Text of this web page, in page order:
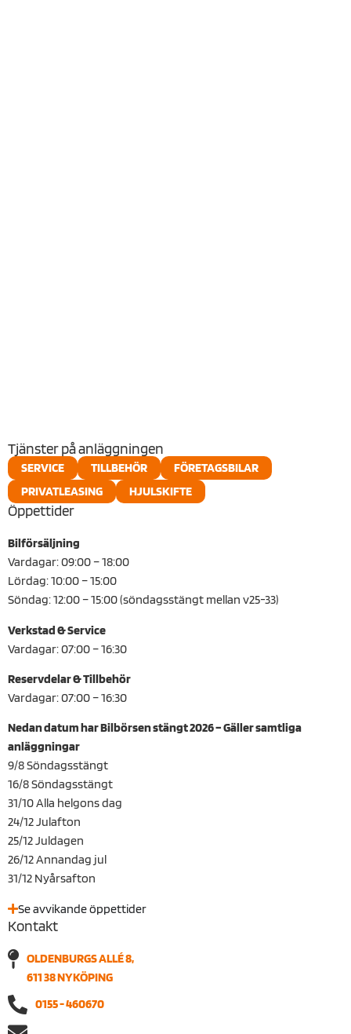
Tjänster på anläggningen
SERVICE TILLBEHÖR
FÖRETAGSBILAR
PRIVATLEASING
HJULSKIFTE
Öppettider
Bilförsäljning
Vardagar: 09:00 – 18:00
Lördag: 10:00 – 15:00
Söndag: 12:00 – 15:00 (söndagsstängt mellan v25-33)
Verkstad & Service
Vardagar: 07:00 – 16:30
Reservdelar & Tillbehör
Vardagar: 07:00 – 16:30
Nedan datum har Bilbörsen stängt 2026 – Gäller samtliga
anläggningar
9/8 Söndagsstängt
16/8 Söndagsstängt
31/10 Alla helgons dag
24/12 Julafton
25/12 Juldagen
26/12 Annandag jul
31/12 Nyårsafton
Se avvikande öppettider
Kontakt
OLDENBURGS ALLÉ 8,
611 38 NYKÖPING
0155 - 460670